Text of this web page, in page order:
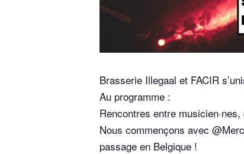
Brasserie Illegaal et FACIR
Au programme :
Rencontres entre
Nous commençons avec
passage en Belgique !